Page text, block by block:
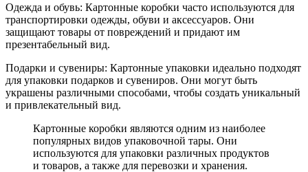
Одежда и обувь: Картонные коробки часто используются для
транспортировки одежды, обуви и аксессуаров. Они
защищают товары от повреждений и придают им
презентабельный вид.
Подарки и сувениры: Картонные упаковки идеально подходят
для упаковки подарков и сувениров. Они могут быть
украшены различными способами, чтобы создать уникальный
и привлекательный вид.
Картонные коробки являются одним из наиболее
популярных видов упаковочной тары. Они
используются для упаковки различных продуктов
и товаров, а также для перевозки и хранения.